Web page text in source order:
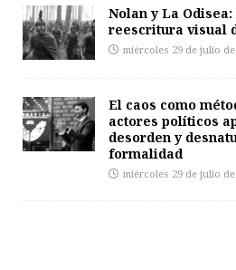
Nolan y La Odisea:
reescritura visual
miércoles 29 de julio de
El caos como
actores políticos
desorden y
formalidad
miércoles 29 de julio de